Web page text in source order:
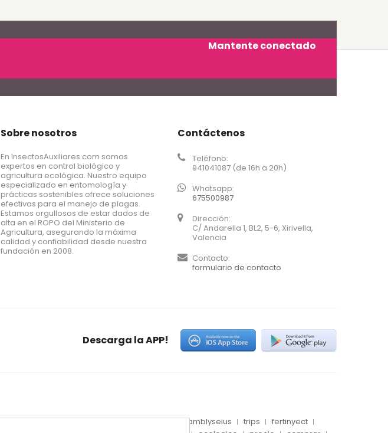
Mantente conectado
Sobre nosotros
En InsectosAuxiliares.com somos
expertos en control biológico y
agricultura ecológica. Nuestro equipo
especializado en entomología y
prácticas sostenibles ofrece soluciones
efectivas para el manejo de plagas.
Estamos orgullosos de estar dados de
alta en el ROPO del Ministerio de
Agricultura, asegurando la máxima
calidad y confiabilidad desde nuestra
fundación en 2008.
Contáctenos
Teléfono:
941041087 (de 16h a 20h)
Whatsapp:
675500987
Dirección:
C/ Andarella 1, BL2, 5-6, Xirivella,
Valencia
Contacto:
formulario de contacto
Descarga la APP!
alcornoques nido agrares conector amblyseius trips
fertinyect